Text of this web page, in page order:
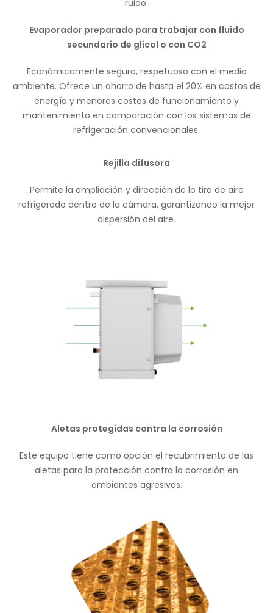
ruido.
Evaporador preparado para trabajar con fluido
secundario de glicol o con CO2
Económicamente seguro, respetuoso con el medio
ambiente. Ofrece un ahorro de hasta el 20% en costos de
energía y menores costos de funcionamiento y
mantenimiento en comparación con los sistemas de
refrigeración convencionales.
Rejilla difusora
Permite la ampliación y dirección de lo tiro de aire
refrigerado dentro de la cámara, garantizando la mejor
dispersión del aire.
Aletas protegidas contra la corrosión
Este equipo tiene como opción el recubrimiento de las
aletas para la protección contra la corrosión en
ambientes agresivos.